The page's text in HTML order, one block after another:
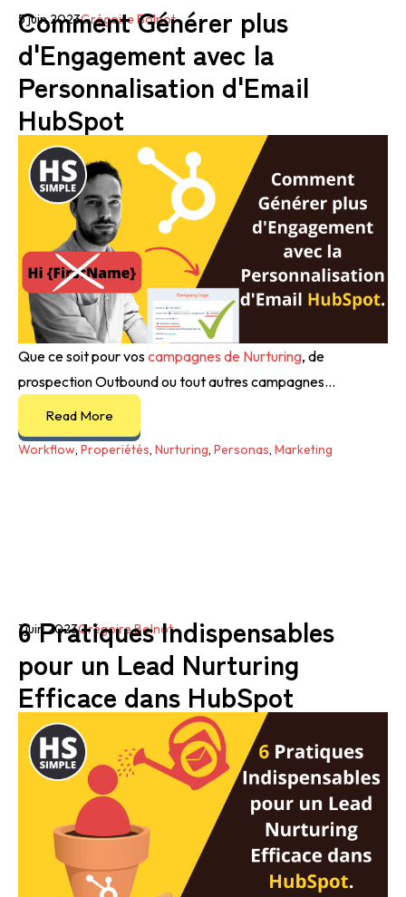
Comment Générer plus
d'Engagement avec la
Personnalisation d'Email
HubSpot
5 juin 2023Grégoire Bolnot
Que ce soit pour voscampagnes de Nurturing, de
prospection Outbound ou tout autres campagnes...
Read More
Workflow, Properiétés, Nurturing, Personas, Marketing
6 Pratiques Indispensables
pour un Lead Nurturing
Efficace dans HubSpot
1 juin 2023Grégoire Bolnot